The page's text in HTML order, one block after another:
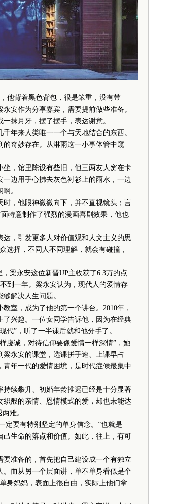
背着黑色背包，很是笨重，没有带
安作为分享嘉宾，需要提前做些准备。
抹月牙，摆了摆手，表达谢意。
来人类唯一一个与天地结合的东西。
奇妙存在。从淋雨这一小事体管中窥
，馆里陈设有些旧，但三两友人窝在卡
边用手心拂去灰色衬衫上的雨水，一边
。
，他眼神微微向下，并不直视镜头；言
特意制作了强烈的漫画喜剧效果，他也
，引发更多人对价值观和人文主义的思
选择，不同人不同理解，就会有碰撞，
梁永安这位新晋UP主收获了6.3万的点
到一年。梁永安认为，现代人的爱情存
解决人生问题。
室，成为了他的第一个讲台。2010年，
兴趣。一位女同学告诉他，因为在经典
代”，听了一半课后就和他分手了。
诚，对待信仰要像爱情一样深情”，她
永安的课堂，选课拼手速、上课早占
年一代的爱情困境，是时代症候最集中
续攀升、初婚年龄推迟已经是十分显著
般的亲情、恩情模式的爱，却也未能达
难。
要有特别坚定的单身信念。”也就是
生命的落点和价值。如此，往上，有可
准备的，首先把自己建设成一个有独立
而从另一个层面讲，单不单身看似是个
身妈妈，表面上很自由，实际上他们拿